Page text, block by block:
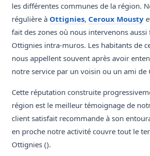
les différentes communes de la région.
régulière à Ottignies, Ceroux Mousty
fait des zones où nous intervenons aussi
Ottignies intra-muros. Les habitants de
nous appellent souvent après avoir
notre service par un voisin ou un ami de
Cette réputation construite
région est le meilleur témoignage de
client satisfait recommande à son
en proche notre activité couvre tout le
Ottignies ().